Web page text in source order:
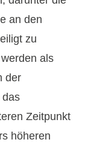
an den
zu
als
der
das
Zeitpunkt
höheren